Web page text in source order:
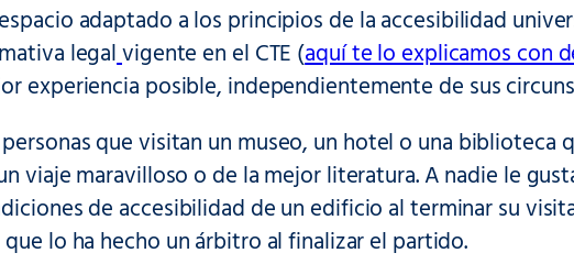
adaptado a los principios de la accesibilidad
legalvigente en el CTE (aquí te lo explicamos con
experiencia posible, independientemente de sus
personas que visitan un museo, un hotel o una biblioteca
viaje maravilloso o de la mejor literatura. A nadie le
de accesibilidad de un edificio al terminar su
que lo ha hecho un árbitro al finalizar el partido.